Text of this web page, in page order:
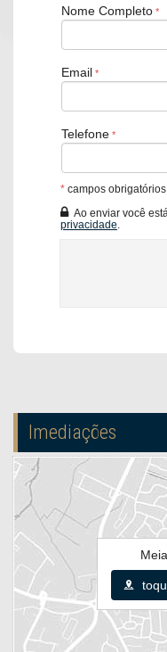
Hall de entrada
Área privativa: 137 m²
Data de abertura: 1999
Valores e Condições
R$ 1.160.000 à vista
Ou R$ 1.200.000
Nome Completo
Email
Telefone
* campos obrigatórios
Ao enviar você
privacidade
Imediações